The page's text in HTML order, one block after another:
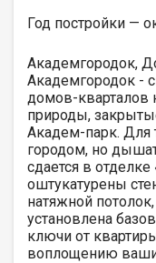
Год постройки —
Академгородок,
Академгородок -
домов-кварталов
природы,
Академ-парк. Для
городом, но
сдается в
оштукатурены
натяжной
установлена
ключи от
воплощению